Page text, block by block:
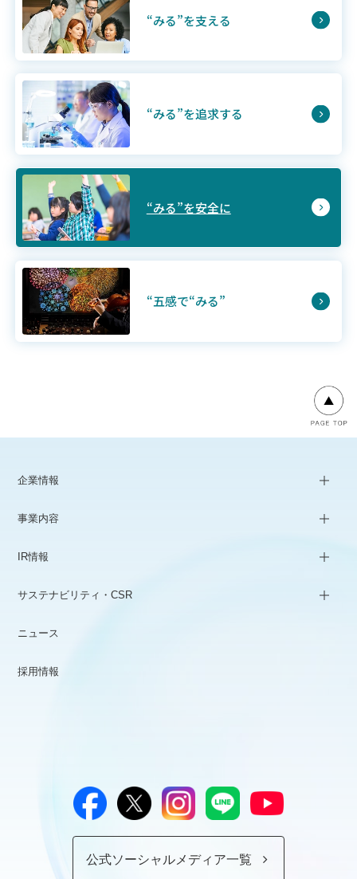
“みる”を支える
“みる”を追求する
“みる”を安全に
“五感で“みる”
企業情報
事業内容
IR情報
サステナビリティ・CSR
ニュース
採用情報
公式ソーシャルメディア一覧